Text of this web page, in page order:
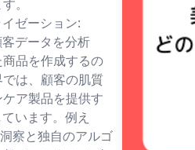
。
ゼーション:
データを分析
品を作成するの
は、顧客の肌質
ア製品を提供す
います。例え
察と独自のアルゴ